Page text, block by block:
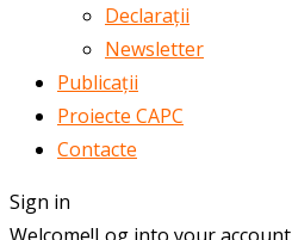
Declarații
Newsletter
Publicații
Proiecte CAPC
Contacte
Sign in